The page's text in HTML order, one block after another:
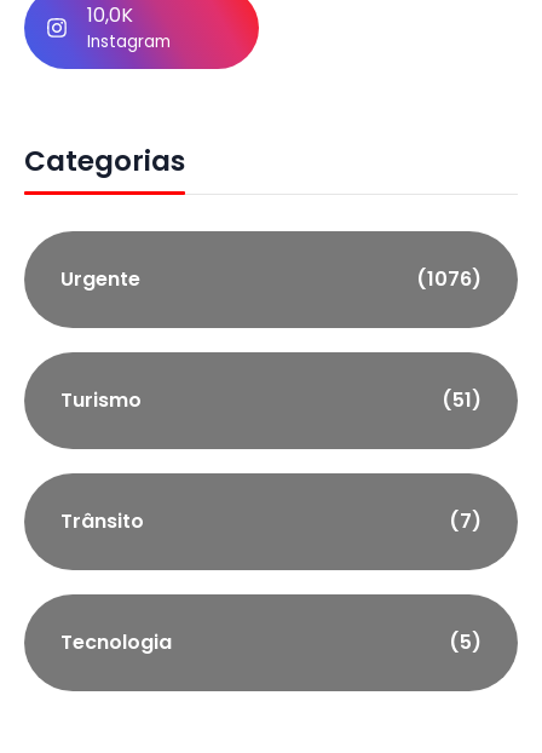
10,0K
Instagram
Categorias
Urgente (1076)
Turismo (51)
Trânsito (7)
Tecnologia (5)